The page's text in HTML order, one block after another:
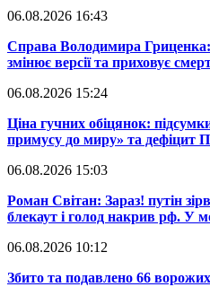
06.08.2026 16:43
​Справа Володимира
змінює версії та приховує
06.08.2026 15:24
​Ціна гучних обіцянок:
примусу до миру» та дефіцит
06.08.2026 15:03
​Роман Світан: Зараз! путін
блекаут і голод накрив рф. У
06.08.2026 10:12
​Збито та подавлено 66